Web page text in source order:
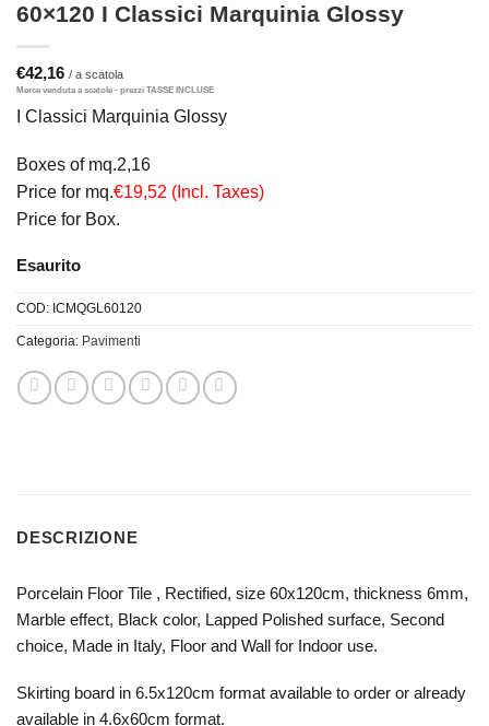
60×120 I Classici Marquinia Glossy
€42,16
I Classici Marquinia Glossy
Boxes of mq.2,16
Price for mq.€19,52 (Incl. Taxes)
Price for Box.
Esaurito
COD: ICMQGL60120
Categoria: Pavimenti
DESCRIZIONE
Porcelain Floor Tile , Rectified, size 60x120cm, thickness 6mm,
Marble effect, Black color, Lapped Polished surface, Second
choice, Made in Italy, Floor and Wall for Indoor use.
Skirting board in 6.5x120cm format available to order or already
available in 4.6x60cm format.